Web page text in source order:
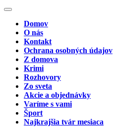
Domov
O nás
Kontakt
Ochrana osobných údajov
Z domova
Krimi
Rozhovory
Zo sveta
Akcie a objednávky
Varíme s vami
Šport
Najkrajšia tvár mesiaca